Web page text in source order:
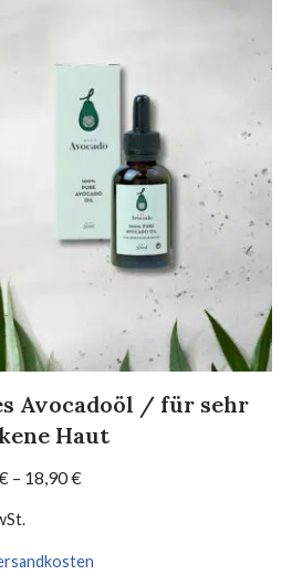
Avocadoöl / für sehr
Haut
– 18,90€